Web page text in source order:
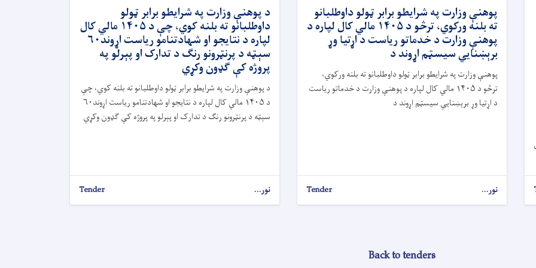
پوهنې وزارت په شرایطو برابر ټولو داوطلبانو
ته بلنه ورکوي، ترڅو د ۱۴۰۵ مالي کال لپاره د
پوهنې وزارت د خدماتو ریاست د اړتیا وړ
برېښنايي سیسټم اړوند د
پوهنې وزارت په شرایطو برابر ټولو داوطلبانو ته بلنه ورکوي،
ترڅو د ۱۴۰۵ مالي کال لپاره د پوهنې وزارت د خدماتو ریاست
د اړتیا وړ برېښنايي سیسټم اړوند د
نور... Tender
د پوهنې وزارت په شرایطو برابر ټولو
داوطلبانو ته بلنه کوي، چې د ۱۴۰۵ مالي کال
لپاره د نتایجو او شهادتنامو ریاست اړوند۶۰
سېټه د پرنټرونو رنګ د تدارک او پېرلو په
پروژه کې ګډون وکړي
د پوهنې وزارت په شرایطو برابر ټولو داوطلبانو ته بلنه کوي، چې
د ۱۴۰۵ مالي کال لپاره د نتایجو او شهادتنامو ریاست اړوند۶۰
سېټه د پرنټرونو رنګ د تدارک او پېرلو په پروژه کې ګډون وکړي
نور... Tender
Back to tenders